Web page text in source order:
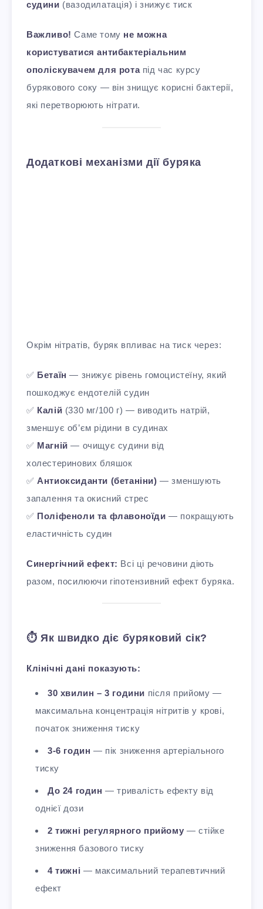
судини (вазодилатація) і знижує тиск
Важливо! Саме тому не можна
користуватися антибактеріальним
ополіскувачем для ротапід час курсу
бурякового соку — він знищує корисні бактерії,
які перетворюють нітрати.
Додаткові механізми дії буряка
Окрім нітратів, буряк впливає на тиск через:
✅ Бетаїн — знижує рівень гомоцистеїну, який
пошкоджує ендотелій судин​
✅ Калій (330 мг/100 г) — виводить натрій,
зменшує об’єм рідини в судинах​
✅ Магній — очищує судини від
холестеринових бляшок
✅ Антиоксиданти (бетаніни) — зменшують
запалення та окисний стрес
✅ Поліфеноли та флавоноїди — покращують
еластичність судин
Синергічний ефект: Всі ці речовини діють
разом, посилюючи гіпотензивний ефект буряка.
⏱️ Як швидко діє буряковий сік?
Клінічні дані показують:
30 хвилин – 3 години після прийому —
максимальна концентрація нітритів у крові,
початок зниження тиску
3-6 годин — пік зниження артеріального
тиску
До 24 годин — тривалість ефекту від
однієї дози
2 тижні регулярного прийому — стійке
зниження базового тиску
4 тижні — максимальний терапевтичний
ефект